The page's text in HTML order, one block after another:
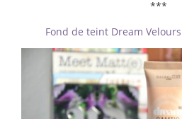
***
Fond de teint Dream